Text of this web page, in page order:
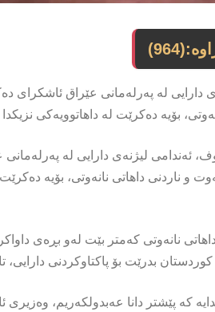
(964)
دارایی لە پەرلەمانی عێراق ئاشكرای
بۆیە دەکرێت لە داهاتوویەکی
ئەندامی لیژنەی دارایی لە پەرلەمانی
و ناردنی داهاتی نانەوتی، بۆیە
بدرێت بۆ پاکتاوکردنی
کە پێشتر دانا عەبدولکەریم، وەزیری